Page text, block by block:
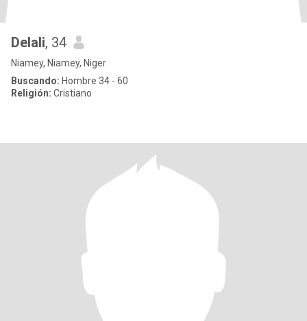
Delali, 34
Niamey, Niamey, Niger
Buscando: Hombre 34 - 60
Religión: Cristiano